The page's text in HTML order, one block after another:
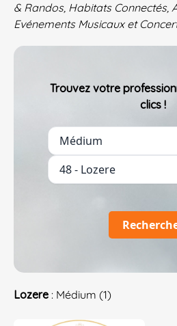
& Randos, Habitats Connectés,
Evénements Musicaux et
Trouvez votre
clics !
Lozere : Médium (1)